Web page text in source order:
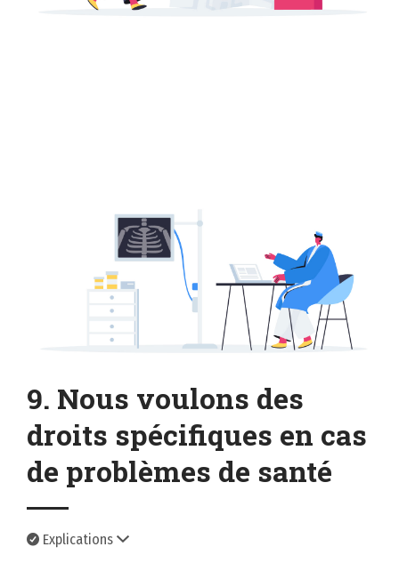
9. Nous voulons des
droits spécifiques en cas
de problèmes de santé
Explications